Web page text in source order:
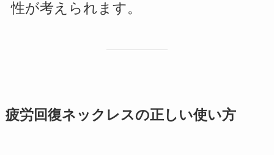
性が考えられます。
疲労回復ネックレスの正しい使い方